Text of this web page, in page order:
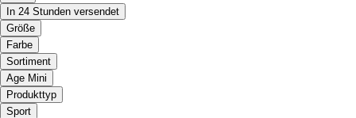
In 24 Stunden versendet
Größe
Farbe
Sortiment
Age Mini
Produkttyp
Sport